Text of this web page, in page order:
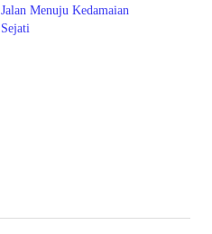
Jalan Menuju Kedamaian
Sejati